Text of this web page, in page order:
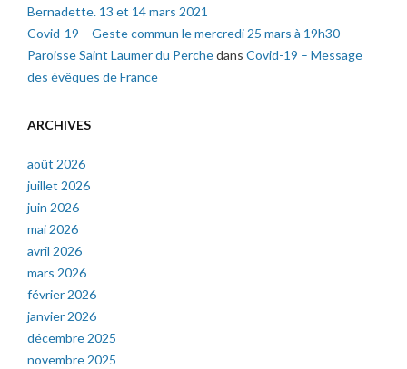
Bernadette. 13 et 14 mars 2021
Covid-19 – Geste commun le mercredi 25 mars à 19h30 –
Paroisse Saint Laumer du Perchedans Covid-19 – Message
des évêques de France
ARCHIVES
août 2026
juillet 2026
juin 2026
mai 2026
avril 2026
mars 2026
février 2026
janvier 2026
décembre 2025
novembre 2025